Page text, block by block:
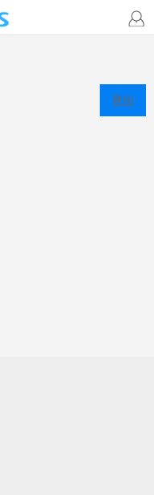
登出